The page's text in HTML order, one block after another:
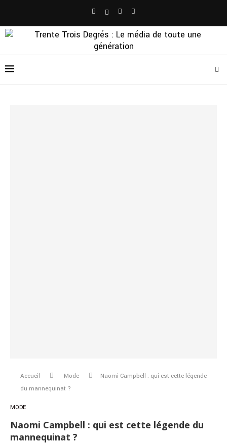
Accueil Mode
Naomi Campbell : qui est cette légende
du mannequinat ?
MODE
Naomi Campbell : qui est cette légende du
mannequinat ?